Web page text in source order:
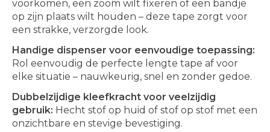
voorkomen, een zoom wilt fixeren of een bandje
op zijn plaats wilt houden – deze tape zorgt voor
een strakke, verzorgde look.
Handige dispenser voor eenvoudige toepassing:
Rol eenvoudig de perfecte lengte tape af voor
elke situatie – nauwkeurig, snel en zonder gedoe.
Dubbelzijdige kleefkracht voor veelzijdig
gebruik: Hecht stof op huid of stof op stof met een
onzichtbare en stevige bevestiging.